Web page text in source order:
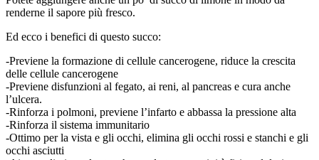
renderne il sapore più fresco.
Ed ecco i benefici di questo succo:
-Previene la formazione di cellule cancerogene, riduce la crescita
delle cellule cancerogene
-Previene disfunzioni al fegato, ai reni, al pancreas e cura anche
l’ulcera.
-Rinforza i polmoni, previene l’infarto e abbassa la pressione alta
-Rinforza il sistema immunitario
-Ottimo per la vista e gli occhi, elimina gli occhi rossi e stanchi e gli
occhi asciutti